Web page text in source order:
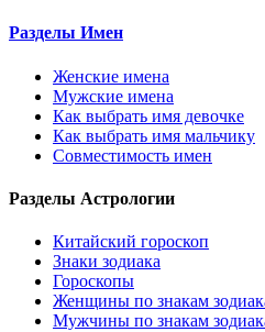
Разделы Имен
Женские имена
Мужские имена
Как выбрать имя девочке
Как выбрать имя мальчику
Совместимость имен
Разделы Астрологии
Китайский гороскоп
Знаки зодиака
Гороскопы
Женщины по знакам
Мужчины по знакам